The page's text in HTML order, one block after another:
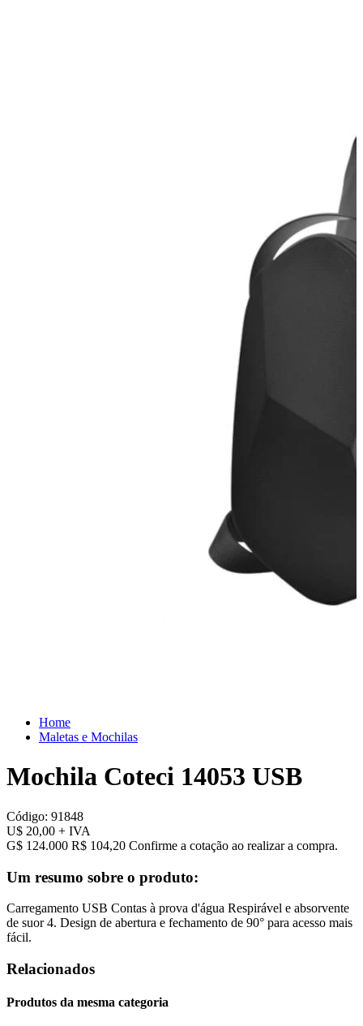
Home
Maletas e Mochilas
Mochila Coteci 14053 USB
Código: 91848
U$ 20,00 + IVA
G$ 124.000 R$ 104,20 Confirme a cotação ao realizar a compra.
Um resumo sobre o produto:
Carregamento USB Contas à prova d'água Respirável e absorvente
de suor 4. Design de abertura e fechamento de 90° para acesso mais
fácil.
Relacionados
Produtos da mesma categoria